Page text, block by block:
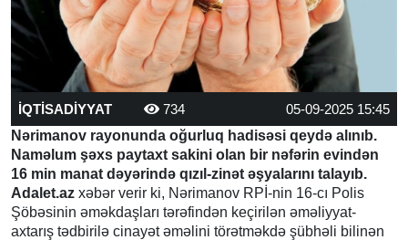
İQTİSADİYYAT 734
05-09-2025 15:45
Nərimanov rayonunda oğurluq hadisəsi qeydə alınıb.
Naməlum şəxs paytaxt sakini olan bir nəfərin evindən
16 min manat dəyərində qızıl-zinət əşyalarını talayıb.
Adalet.az xəbər verir ki, Nərimanov RPİ-nin 16-cı Polis
Şöbəsinin əməkdaşları tərəfindən keçirilən əməliyyat-
axtarış tədbirilə cinayət əməlini törətməkdə şübhəli bilinən